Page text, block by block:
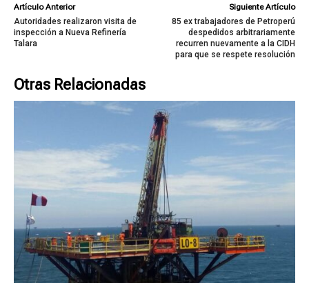
Artículo Anterior
Autoridades realizaron visita de
inspección a Nueva Refinería
Talara
Siguiente Artículo
85 ex trabajadores de Petroperú
despedidos arbitrariamente
recurren nuevamente a la CIDH
para que se respete resolución
Otras Relacionadas